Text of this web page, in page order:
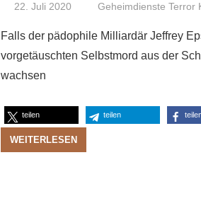
22. Juli 2020 Niki Vogt
Geheimdienste Terror
Falls der pädophile Milliardär Jeffrey
vorgetäuschten Selbstmord aus der
wachsen
teilen teilen
WEITERLESEN